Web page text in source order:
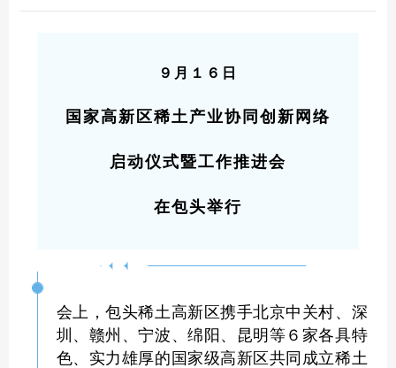
９月１６日
国家高新区稀土产业协同创新网络
启动仪式暨工作推进会
在包头举行
会上，包头稀土高新区携手北京中关村、深
圳、赣州、宁波、绵阳、昆明等６家各具特
色、实力雄厚的国家级高新区共同成立稀土